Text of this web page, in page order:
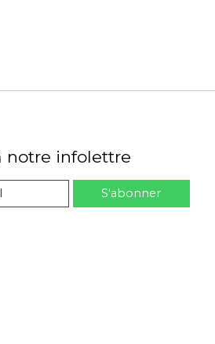
notre infolettre
S'abonner